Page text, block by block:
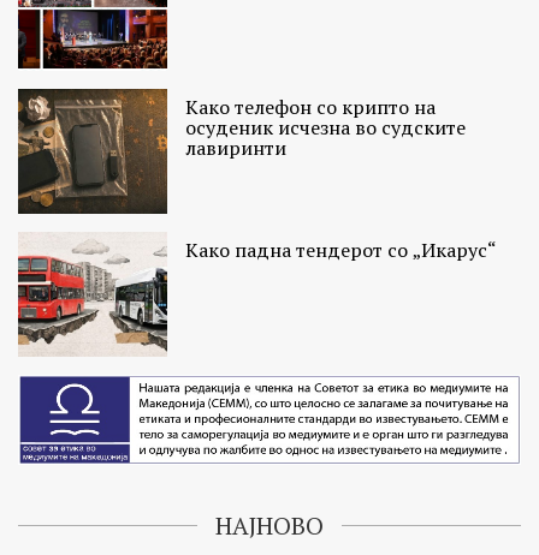
Како телефон со крипто на
осуденик исчезна во судските
лавиринти
Како падна тендерот со „Икарус“
НАЈНОВО